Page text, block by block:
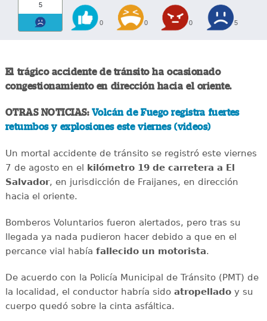
5
0 0 0 5
El trágico accidente de tránsito ha ocasionado
congestionamiento en dirección hacia el oriente.
OTRAS NOTICIAS: Volcán de Fuego registra fuertes
retumbos y explosiones este viernes (videos)
Un mortal accidente de tránsito se registró este viernes
7 de agosto en el kilómetro 19 de carretera a El
Salvador, en jurisdicción de Fraijanes, en dirección
hacia el oriente.
Bomberos Voluntarios fueron alertados, pero tras su
llegada ya nada pudieron hacer debido a que en el
percance vial había fallecido un motorista.
De acuerdo con la Policía Municipal de Tránsito (PMT) de
la localidad, el conductor habría sido atropelladoy su
cuerpo quedó sobre la cinta asfáltica.